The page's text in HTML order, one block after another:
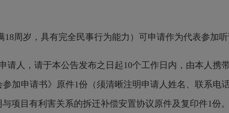
岁，具有完全民事行为能力）可申请作为代表参加听
人，请于本公告发布之日起10个工作日内，由本人携
加申请书》原件1份（须清晰注明申请人姓名、联系电
项目有利害关系的拆迁补偿安置协议原件及复印件1份。